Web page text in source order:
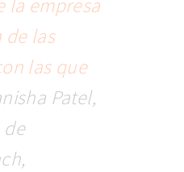
de las
las que
Patel,